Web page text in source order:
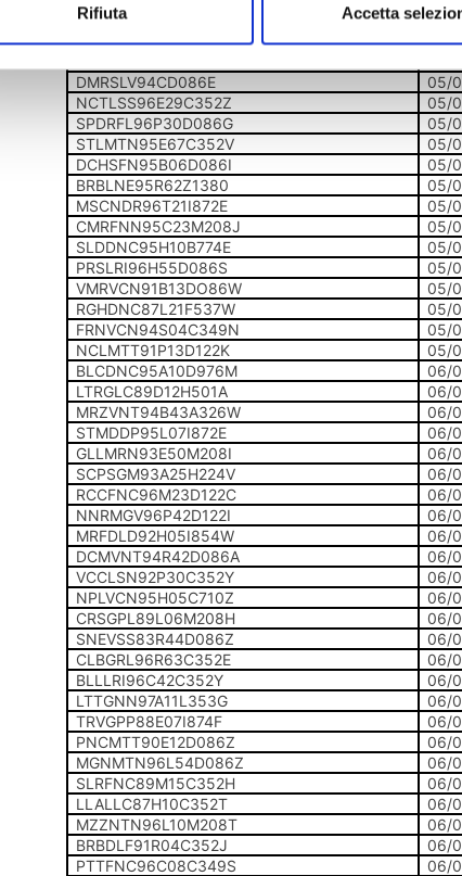
Rifiuta Accetta
FLBGNI95R55D122Q
05/
MRCSRN95E58C352B
05/
DMRSLV94CD086E
05/
NCTLSS96E29C352Z
05/
SPDRFL96P30D086G
05/
STLMTN95E67C352V
05/
DCHSFN95B06D086I
05/
BRBLNE95R62Z1380
05/
MSCNDR96T21I872E
05/
CMRFNN95C23M208J
05/
SLDDNC95H10B774E
05/
PRSLRI96H55D086S
05/
VMRVCN91B13DO86W
05/
RGHDNC87L21F537W
05/
FRNVCN94S04C349N
05/
NCLMTT91P13D122K
05/
BLCDNC95A10D976M
06/
LTRGLC89D12H501A
06/
MRZVNT94B43A326W
06/
STMDDP95L07I872E
06/
GLLMRN93E50M208I
06/
SCPSGM93A25H224V
06/
RCCFNC96M23D122C
06/
NNRMGV96P42D122I
06/
MRFDLD92H05I854W
06/
DCMVNT94R42D086A
06/
VCCLSN92P30C352Y
06/
NPLVCN95H05C710Z
06/
CRSGPL89L06M208H
06/
SNEVSS83R44D086Z
06/
CLBGRL96R63C352E
06/
BLLLRI96C42C352Y
06/
LTTGNN97A11L353G
06/
TRVGPP88E07I874F
06/
PNCMTT90E12D086Z
06/
MGNMTN96L54D086Z
06/
SLRFNC89M15C352H
06/
LLALLC87H10C352T
06/
MZZNTN96L10M208T
06/
BRBDLF91R04C352J
06/
PTTFNC96C08C349S
06/